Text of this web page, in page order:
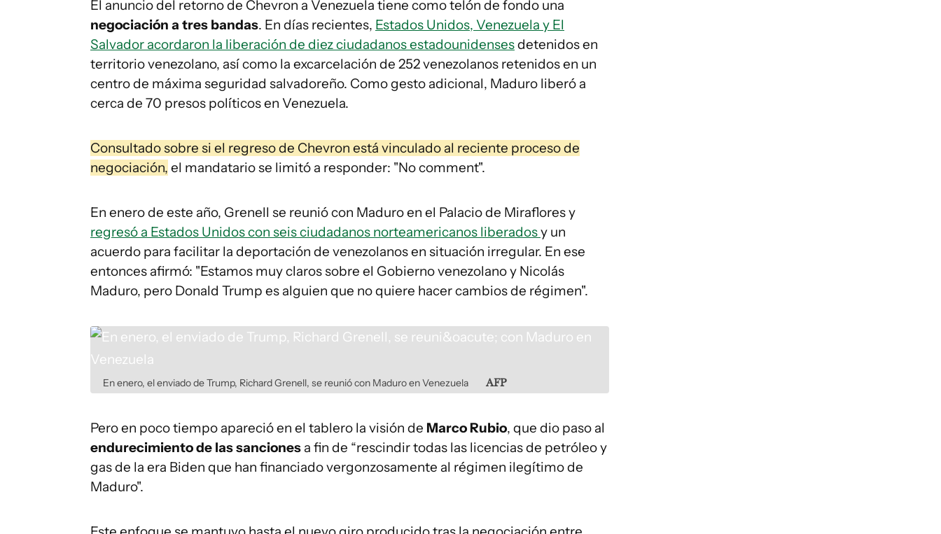
El anuncio del retorno de Chevron a Venezuela tiene como telón de fondo una
negociación a tres bandas. En días recientes, Estados Unidos, Venezuela y El
Salvador acordaron la liberación de diez ciudadanos estadounidensesdetenidos en
territorio venezolano, así como la excarcelación de 252 venezolanos retenidos en un
centro de máxima seguridad salvadoreño. Como gesto adicional, Maduro liberó a
cerca de 70 presos políticos en Venezuela.
Consultado sobre si el regreso de Chevron está vinculado al reciente proceso de
negociación, el mandatario se limitó a responder: "No comment".
En enero de este año, Grenell se reunió con Maduro en el Palacio de Miraflores y
regresó a Estados Unidos con seis ciudadanos norteamericanos liberadosy un
acuerdo para facilitar la deportación de venezolanos en situación irregular. En ese
entonces afirmó: "Estamos muy claros sobre el Gobierno venezolano y Nicolás
Maduro, pero Donald Trump es alguien que no quiere hacer cambios de régimen".
En enero, el enviado de Trump, Richard Grenell, se reunió con Maduro en Venezuela AFP
Pero en poco tiempo apareció en el tablero la visión de Marco Rubio, que dio paso al
endurecimiento de las sanciones a fin de “rescindir todas las licencias de petróleo y
gas de la era Biden que han financiado vergonzosamente al régimen ilegítimo de
Maduro".